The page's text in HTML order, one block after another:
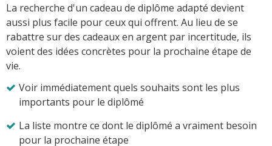
La recherche d'un cadeau de diplôme adapté devient
aussi plus facile pour ceux qui offrent. Au lieu de se
rabattre sur des cadeaux en argent par incertitude, ils
voient des idées concrètes pour la prochaine étape de
vie.
Voir immédiatement quels souhaits sont les plus
importants pour le diplômé
La liste montre ce dont le diplômé a vraiment besoin
pour la prochaine étape